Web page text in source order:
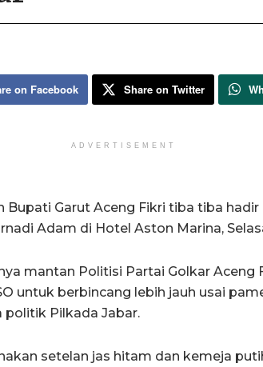
on Facebook Share on Twitter
ADVERTISEMENT
Bupati Garut Aceng Fikri tiba tiba hadir
Adam di Hotel Aston Marina,
mantan Politisi Partai Golkar Aceng
untuk berbincang lebih jauh usai
politik Pilkada Jabar.
setelan jas hitam dan kemeja